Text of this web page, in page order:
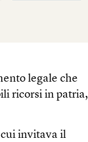
legale che
ricorsi in patria,
invitava il